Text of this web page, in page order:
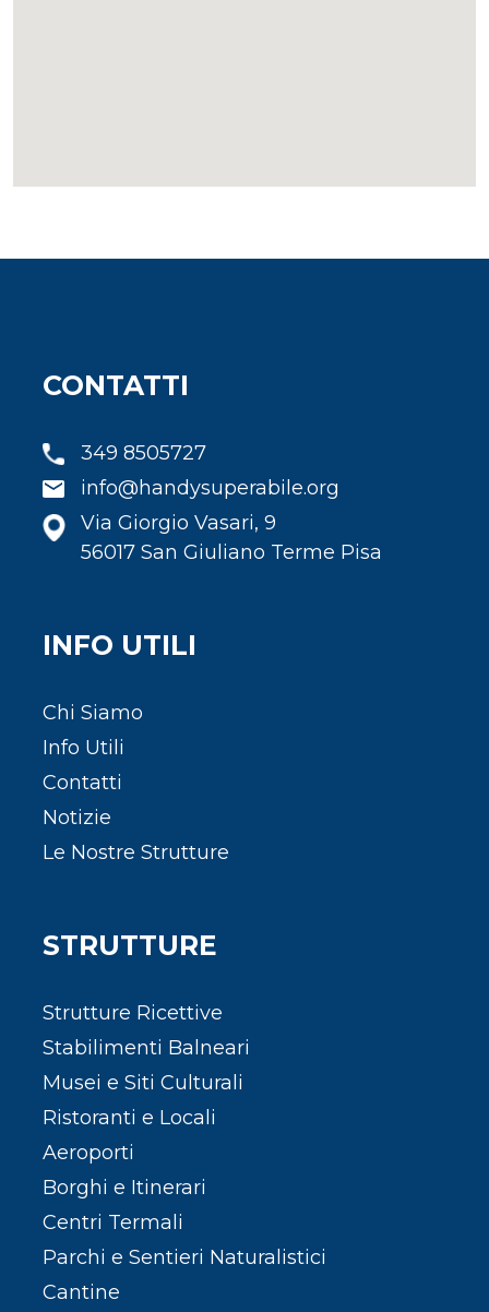
CONTATTI
349 8505727
info@handysuperabile.org
Via Giorgio Vasari, 9
56017 San Giuliano Terme Pisa
INFO UTILI
Chi Siamo
Info Utili
Contatti
Notizie
Le Nostre Strutture
STRUTTURE
Strutture Ricettive
Stabilimenti Balneari
Musei e Siti Culturali
Ristoranti e Locali
Aeroporti
Borghi e Itinerari
Centri Termali
Parchi e Sentieri Naturalistici
Cantine